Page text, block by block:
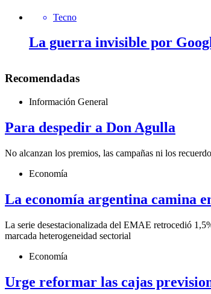
Tecno
La guerra invisible por
Recomendadas
Información General
Para despedir a Don Agulla
No alcanzan los premios, las campañas ni los
Economía
La economía argentina camina
La serie desestacionalizada del EMAE retrocedió
marcada heterogeneidad sectorial
Economía
Urge reformar las cajas